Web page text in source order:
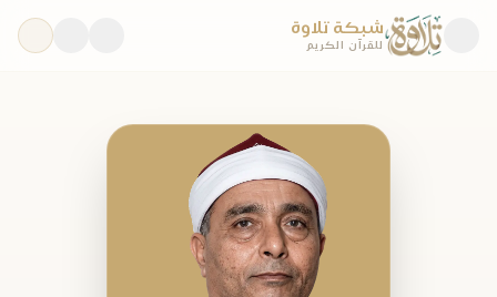
شبكة تلاوة
للقرآن الكريم